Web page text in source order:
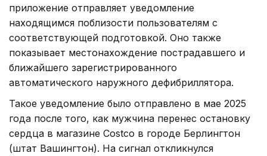
приложение отправляет уведомление
находящимся поблизости пользователям с
соответствующей подготовкой. Оно также
показывает местонахождение пострадавшего и
ближайшего зарегистрированного
автоматического наружного дефибриллятора.
Такое уведомление было отправлено в мае 2025
года после того, как мужчина перенес остановку
сердца в магазине Costco в городе Берлингтон
(штат Вашингтон). На сигнал откликнулся